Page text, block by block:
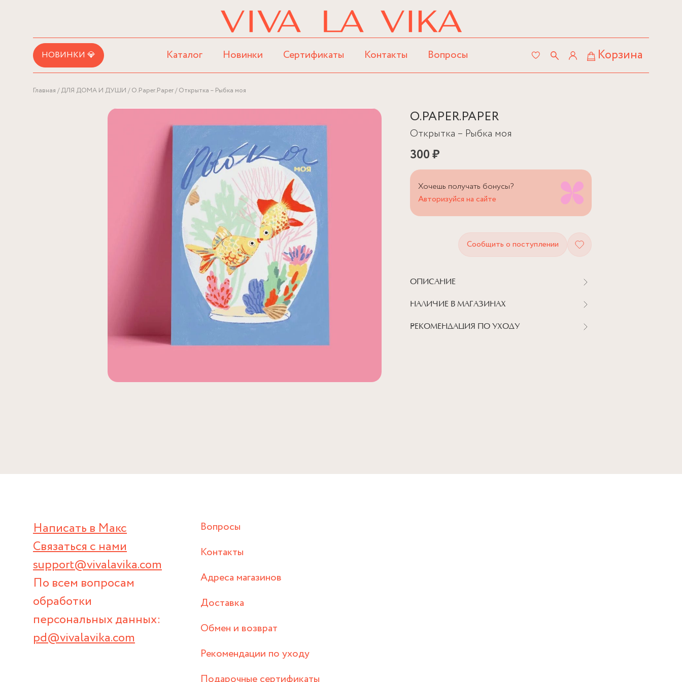
НОВИНКИ 💎 Каталог Новинки Сертификаты Контакты Вопросы Корзина
Главная ДЛЯ ДОМА И ДУШИ O.Paper.Paper Открытка – Рыбка моя
O.PAPER.PAPER
Открытка – Рыбка моя
300 ₽
Хочешь получать бонусы?
Авторизуйся на сайте
Сообщить о поступлении
ОПИСАНИЕ
НАЛИЧИЕ В МАГАЗИНАХ
РЕКОМЕНДАЦИЯ ПО УХОДУ
Написать в Макс
Связаться с нами
support@vivalavika.com
По всем вопросам
обработки
персональных данных:
pd@vivalavika.com
Вопросы
Контакты
Адреса магазинов
Доставка
Обмен и возврат
Рекомендации по уходу